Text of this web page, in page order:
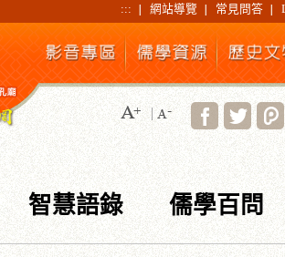
::: 網站導覽 常見問答
智慧語錄 儒學百問